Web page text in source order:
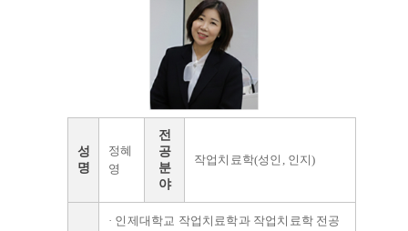
성
명
정혜
영
전
공
분
야
작업치료학(성인, 인지)
· 인제대학교 작업치료학과 작업치료학 전공